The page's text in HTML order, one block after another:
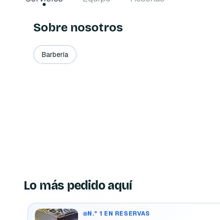
Sobre nosotros
Barbería
Lo más pedido aquí
N.º 1 EN RESERVAS